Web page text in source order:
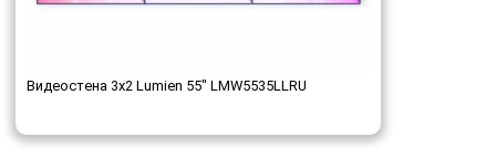
Видеостена 3x2 Lumien 55" LMW5535LLRU